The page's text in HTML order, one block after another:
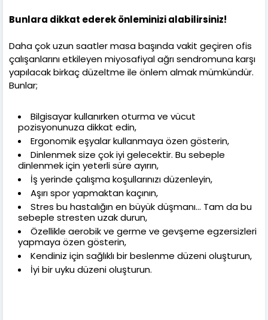
Bunlara dikkat ederek önleminizi alabilirsiniz!
Daha çok uzun saatler masa başında vakit geçiren ofis
çalışanlarını etkileyen miyosafiyal ağrı sendromuna karşı
yapılacak birkaç düzeltme ile önlem almak mümkündür.
Bunlar;
Bilgisayar kullanırken oturma ve vücut
pozisyonunuza dikkat edin,
Ergonomik eşyalar kullanmaya özen gösterin,
Dinlenmek size çok iyi gelecektir. Bu sebeple
dinlenmek için yeterli süre ayırın,
İş yerinde çalışma koşullarınızı düzenleyin,
Aşırı spor yapmaktan kaçının,
Stres bu hastalığın en büyük düşmanı... Tam da bu
sebeple stresten uzak durun,
Özellikle aerobik ve germe ve gevşeme egzersizleri
yapmaya özen gösterin,
Kendiniz için sağlıklı bir beslenme düzeni oluşturun,
İyi bir uyku düzeni oluşturun.